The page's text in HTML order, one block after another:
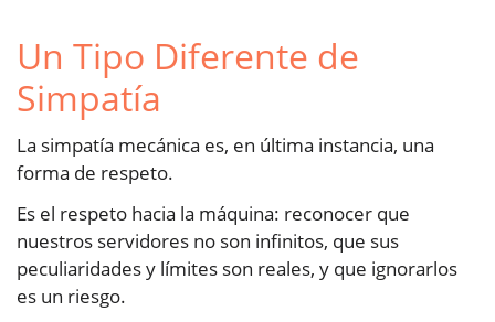
Un Tipo Diferente de
Simpatía
La simpatía mecánica es, en última instancia, una
forma de respeto.
Es el respeto hacia la máquina: reconocer que
nuestros servidores no son infinitos, que sus
peculiaridades y límites son reales, y que ignorarlos
es un riesgo.